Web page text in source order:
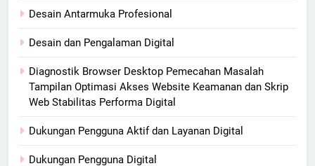
Desain Antarmuka Profesional
Desain dan Pengalaman Digital
Diagnostik Browser Desktop Pemecahan Masalah
Tampilan Optimasi Akses Website Keamanan dan Skrip
Web Stabilitas Performa Digital
Dukungan Pengguna Aktif dan Layanan Digital
Dukungan Pengguna Digital